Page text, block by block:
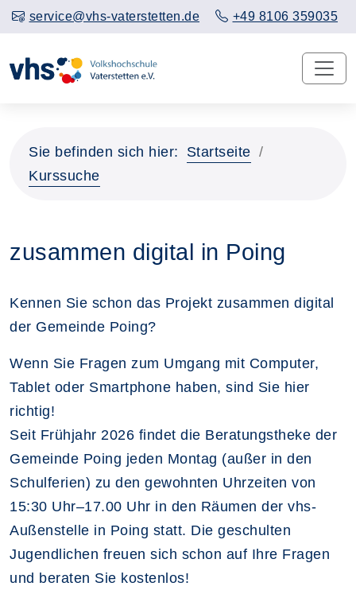
service@vhs-vaterstetten.de +49 8106 359035
Sie befinden sich hier:
Startseite
Kurssuche
zusammen digital in Poing
Kennen Sie schon das Projekt zusammen digital
der Gemeinde Poing?
Wenn Sie Fragen zum Umgang mit Computer,
Tablet oder Smartphone haben, sind Sie hier
richtig!
Seit Frühjahr 2026 findet die Beratungstheke der
Gemeinde Poing jeden Montag (außer in den
Schulferien) zu den gewohnten Uhrzeiten von
15:30 Uhr–17.00 Uhr in den Räumen der vhs-
Außenstelle in Poing statt. Die geschulten
Jugendlichen freuen sich schon auf Ihre Fragen
und beraten Sie kostenlos!